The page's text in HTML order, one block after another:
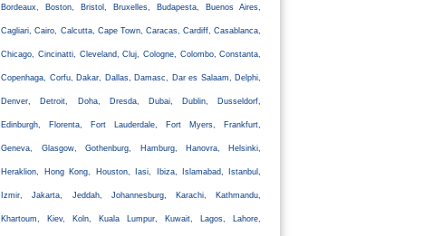
Bordeaux, Boston, Bristol, Bruxelles, Budapesta, Buenos Aires,
Cagliari, Cairo, Calcutta, Cape Town, Caracas, Cardiff, Casablanca,
Chicago, Cincinatti, Cleveland, Cluj, Cologne, Colombo, Constanta,
Copenhaga, Corfu, Dakar, Dallas, Damasc, Dar es Salaam, Delphi,
Denver, Detroit, Doha, Dresda, Dubai, Dublin, Dusseldorf,
Edinburgh, Florenta, Fort Lauderdale, Fort Myers, Frankfurt,
Geneva, Glasgow, Gothenburg, Hamburg, Hanovra, Helsinki,
Heraklion, Hong Kong, Houston, Iasi, Ibiza, Islamabad, Istanbul,
Izmir, Jakarta, Jeddah, Johannesburg, Karachi, Kathmandu,
Khartoum, Kiev, Koln, Kuala Lumpur, Kuwait, Lagos, Lahore,